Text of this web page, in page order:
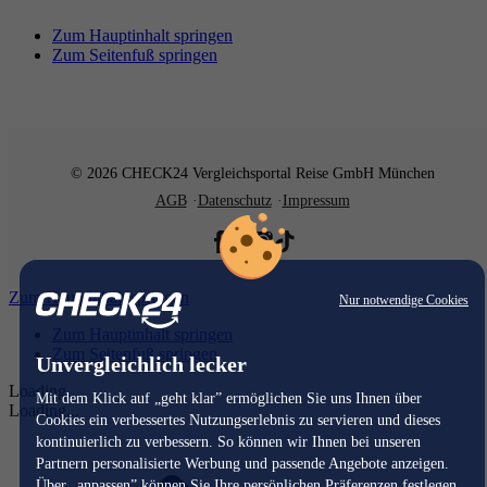
Nur notwendige Cookies
Unvergleichlich lecker
Mit dem Klick auf „geht klar” ermöglichen Sie uns Ihnen über
Cookies ein verbessertes Nutzungserlebnis zu servieren und dieses
kontinuierlich zu verbessern. So können wir Ihnen bei unseren
Partnern personalisierte Werbung und passende Angebote anzeigen.
Zum Hauptinhalt springen
Zum Seitenfuß springen
© 2026 CHECK24 Vergleichsportal Reise GmbH München
AGB
Datenschutz Impressum
Zum Hauptinhalt springen
Zum Hauptinhalt springen
Zum Seitenfuß springen
Loading...
Loading...